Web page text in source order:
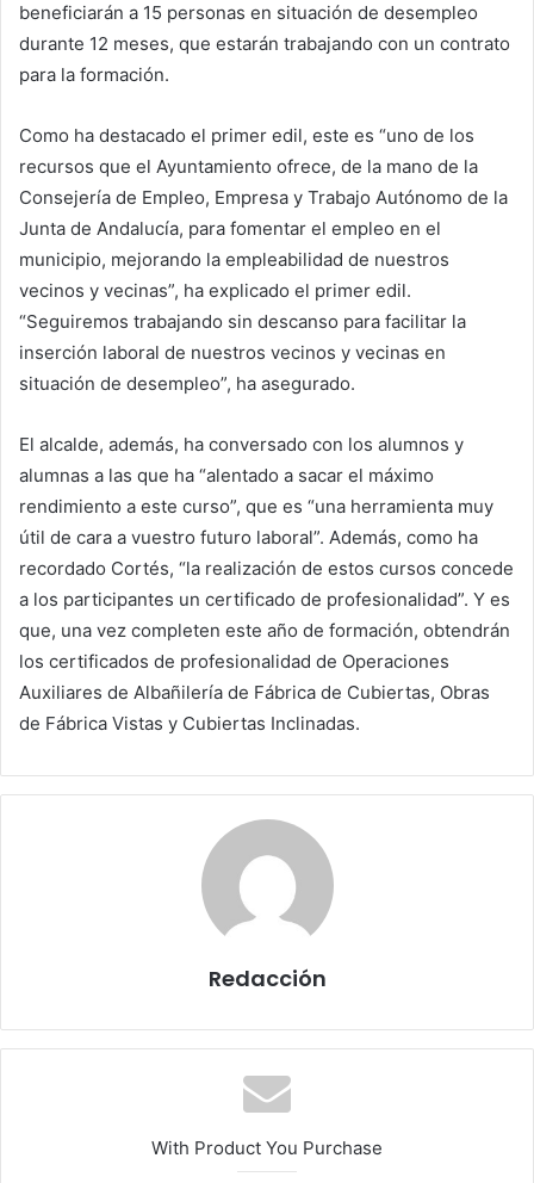
beneficiarán a 15 personas en situación de desempleo
durante 12 meses, que estarán trabajando con un contrato
para la formación.
Como ha destacado el primer edil, este es “uno de los
recursos que el Ayuntamiento ofrece, de la mano de la
Consejería de Empleo, Empresa y Trabajo Autónomo de la
Junta de Andalucía, para fomentar el empleo en el
municipio, mejorando la empleabilidad de nuestros
vecinos y vecinas”, ha explicado el primer edil.
“Seguiremos trabajando sin descanso para facilitar la
inserción laboral de nuestros vecinos y vecinas en
situación de desempleo”, ha asegurado.
El alcalde, además, ha conversado con los alumnos y
alumnas a las que ha “alentado a sacar el máximo
rendimiento a este curso”, que es “una herramienta muy
útil de cara a vuestro futuro laboral”. Además, como ha
recordado Cortés, “la realización de estos cursos concede
a los participantes un certificado de profesionalidad”. Y es
que, una vez completen este año de formación, obtendrán
los certificados de profesionalidad de Operaciones
Auxiliares de Albañilería de Fábrica de Cubiertas, Obras
de Fábrica Vistas y Cubiertas Inclinadas.
Redacción
With Product You Purchase